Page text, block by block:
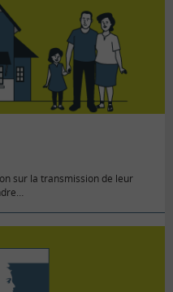
sur la transmission de leur